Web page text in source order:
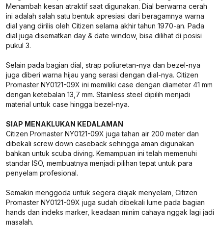
Menambah kesan atraktif saat digunakan. Dial berwarna cerah
ini adalah salah satu bentuk apresiasi dari beragamnya warna
dial yang dirilis oleh Citizen selama akhir tahun 1970-an. Pada
dial juga disematkan day & date window, bisa dilihat di posisi
pukul 3.
Selain pada bagian dial, strap poliuretan-nya dan bezel-nya
juga diberi warna hijau yang serasi dengan dial-nya. Citizen
Promaster NY0121-09X ini memiliki case dengan diameter 41 mm
dengan ketebalan 13,7 mm. Stainless steel dipilih menjadi
material untuk case hingga bezel-nya.
SIAP MENAKLUKAN KEDALAMAN
Citizen Promaster NY0121-09X juga tahan air 200 meter dan
dibekali screw down caseback sehingga aman digunakan
bahkan untuk scuba diving. Kemampuan ini telah memenuhi
standar ISO, membuatnya menjadi pilihan tepat untuk para
penyelam profesional.
Semakin menggoda untuk segera diajak menyelam, Citizen
Promaster NY0121-09X juga sudah dibekali lume pada bagian
hands dan indeks marker, keadaan minim cahaya nggak lagi jadi
masalah.